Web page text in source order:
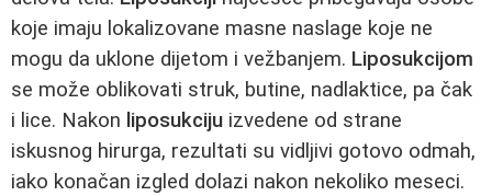
koje imaju lokalizovane masne naslage koje ne
mogu da uklone dijetom i vežbanjem. Liposukcijom
se može oblikovati struk, butine, nadlaktice, pa čak
i lice. Nakon liposukciju izvedene od strane
iskusnog hirurga, rezultati su vidljivi gotovo odmah,
iako konačan izgled dolazi nakon nekoliko meseci.